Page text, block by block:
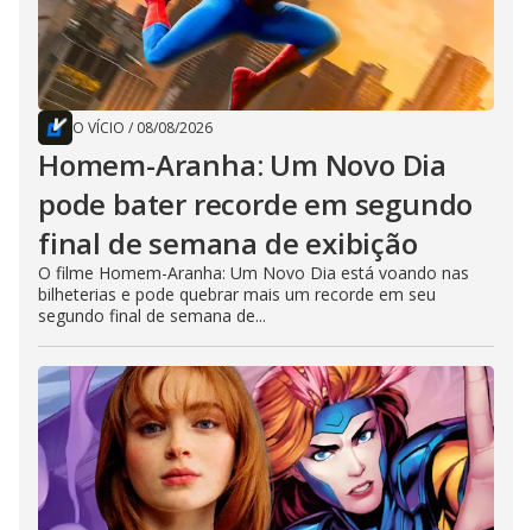
O VÍCIO / 08/08/2026
Homem-Aranha: Um Novo Dia
pode bater recorde em segundo
final de semana de exibição
O filme Homem-Aranha: Um Novo Dia está voando nas
bilheterias e pode quebrar mais um recorde em seu
segundo final de semana de...